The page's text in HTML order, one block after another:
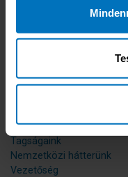
30 éven aluli
30 éven aluli
Éves bérlet az egész
Belföldi utazásra
Híreink
Tagságaink
Nemzetközi hátterünk
Vezetőség